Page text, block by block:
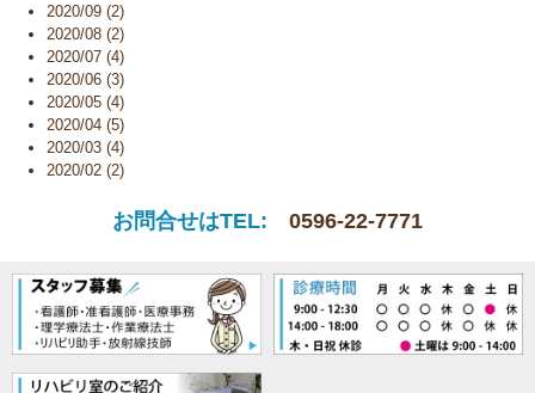
2020/09 (2)
2020/08 (2)
2020/07 (4)
2020/06 (3)
2020/05 (4)
2020/04 (5)
2020/03 (4)
2020/02 (2)
お問合せはTEL: 0596-22-7771